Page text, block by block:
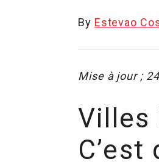
By Estevao
Mise à jour ;
Villes